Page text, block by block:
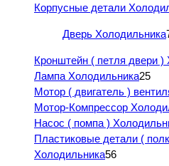
Корпусные детали
Дверь Холодильника
Кронштейн ( петля двери )
Лампа Холодильника25
Мотор ( двигатель )
Мотор-Компрессор
Насос ( помпа )
Пластиковые детали (
Холодильника56